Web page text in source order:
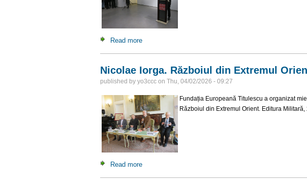
Read more
Nicolae Iorga. Războiul din Extremul
published by yo3ccc on Thu, 04/02/2026 - 09:27
Fundația Europeană Titulescu a organizat
Războiul din Extremul Orient. Editura Militară,
Read more